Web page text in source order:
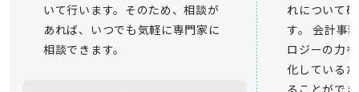
いて行います。そのため、相談が
あれば、いつでも気軽に専門家に
相談できます。
れについて
す。 会計事
ロジーの力
化している
ることがで